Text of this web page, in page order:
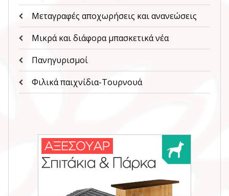
Μεταγραφές αποχωρήσεις και ανανεώσεις
Μικρά και διάφορα μπασκετικά νέα
Πανηγυρισμοί
Φιλικά παιχνίδια-Τουρνουά